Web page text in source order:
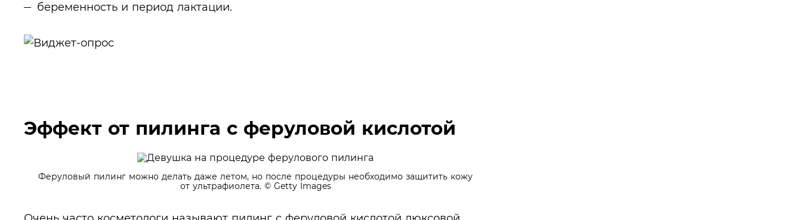
беременность и период лактации.
Эффект от пилинга с феруловой кислотой
Феруловый пилинг можно делать даже летом, но после процедуры необходимо защитить кожу
от ультрафиолета. © Getty Images